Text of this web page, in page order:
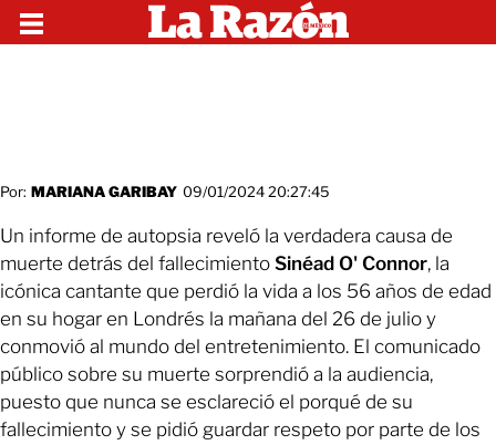
Por: MARIANA GARIBAY 09/01/2024 20:27:45
Un informe de autopsia reveló la verdadera causa de
muerte detrás del fallecimiento Sinéad O' Connor, la
icónica cantante que perdió la vida a los 56 años de edad
en su hogar en Londrés la mañana del 26 de julio y
conmovió al mundo del entretenimiento. El comunicado
público sobre su muerte sorprendió a la audiencia,
puesto que nunca se esclareció el porqué de su
fallecimiento y se pidió guardar respeto por parte de los